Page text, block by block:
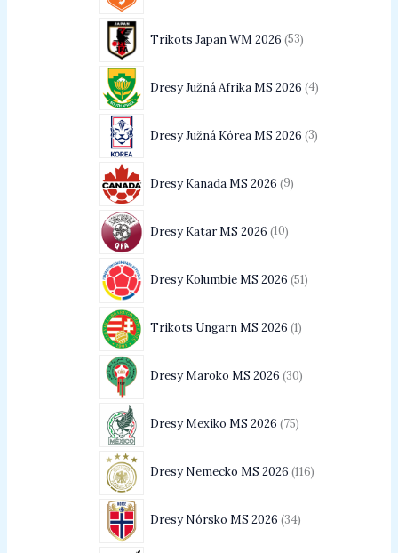
Trikots Japan WM 2026 53
Dresy Južná Afrika MS 2026 4
Dresy Južná Kórea MS 2026 3
Dresy Kanada MS 2026 9
Dresy Katar MS 2026 10
Dresy Kolumbie MS 2026 51
Trikots Ungarn MS 2026 1
Dresy Maroko MS 2026 30
Dresy Mexiko MS 2026 75
Dresy Nemecko MS 2026 116
Dresy Nórsko MS 2026 34